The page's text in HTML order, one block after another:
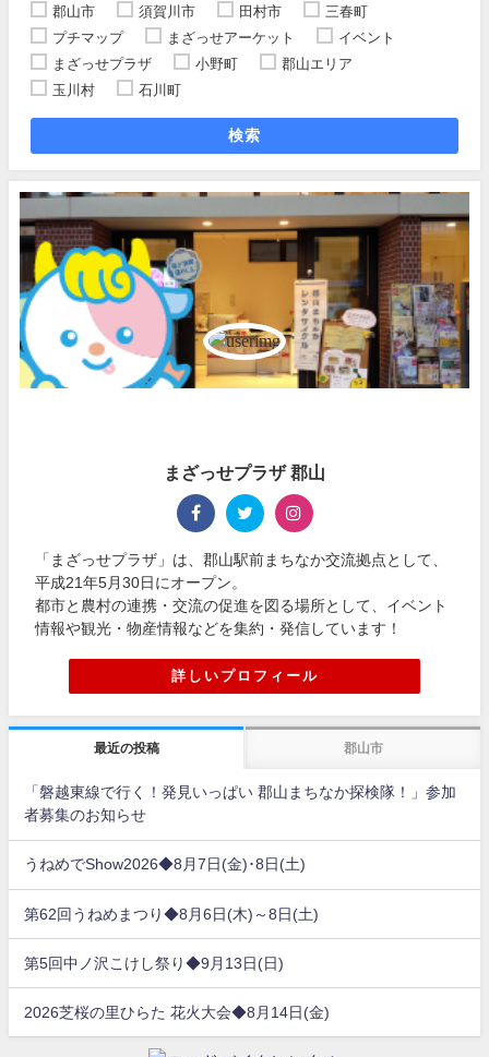
郡山市 須賀川市 田村市
三春町
プチマップ
まざっせアーケット
イベント
まざっせプラザ
小野町
郡山エリア
玉川村
石川町
検索
まざっせプラザ 郡山
「まざっせプラザ」は、郡山駅前まちなか交流拠点として、
平成21年5月30日にオープン。
都市と農村の連携・交流の促進を図る場所として、イベント
情報や観光・物産情報などを集約・発信しています！
詳しいプロフィール
最近の投稿 郡山市
「磐越東線で行く！発見いっぱい 郡山まちなか探検隊！」参加
者募集のお知らせ
うねめでShow2026◆8月7日(金)･8日(土)
第62回うねめまつり◆8月6日(木)～8日(土)
第5回中ノ沢こけし祭り◆9月13日(日)
2026芝桜の里ひらた 花火大会◆8月14日(金)